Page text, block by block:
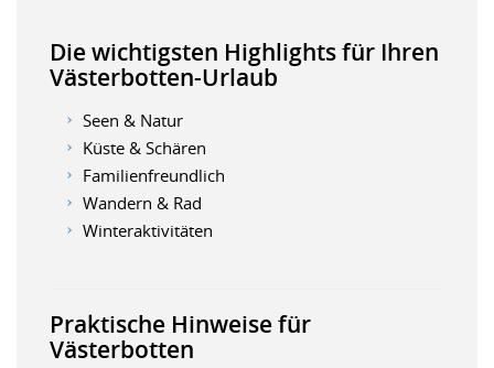
Die wichtigsten Highlights für Ihren
Västerbotten-Urlaub
Seen & Natur
Küste & Schären
Familienfreundlich
Wandern & Rad
Winteraktivitäten
Praktische Hinweise für
Västerbotten